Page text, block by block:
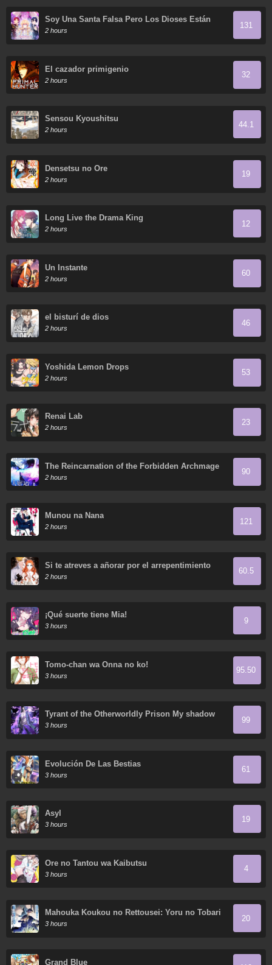
Soy Una Santa Falsa Pero Los Dioses Están
Obsesionados Conmigo
2 hours
131
El cazador primigenio
2 hours
32
Sensou Kyoushitsu
2 hours
44.1
Densetsu no Ore
2 hours
19
Long Live the Drama King
2 hours
12
Un Instante
2 hours
60
el bisturí de dios
2 hours
46
Yoshida Lemon Drops
2 hours
53
Renai Lab
2 hours
23
The Reincarnation of the Forbidden Archmage
2 hours
90
Munou na Nana
2 hours
121
Si te atreves a añorar por el arrepentimiento
2 hours
60.5
¡Qué suerte tiene Mia!
3 hours
9
Tomo-chan wa Onna no ko!
3 hours
95.50
Tyrant of the Otherworldly Prison My shadow
can evolve infinitely
3 hours
99
Evolución De Las Bestias
3 hours
61
Asyl
3 hours
19
Ore no Tantou wa Kaibutsu
3 hours
4
Mahouka Koukou no Rettousei: Yoru no Tobari
ni Yami wa Hirameku
3 hours
20
Grand Blue